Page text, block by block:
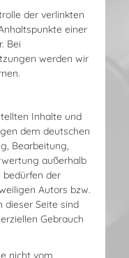
der verlinkten
einer
Bei
werden wir
Inhalte und
dem deutschen
Bearbeitung,
außerhalb
bedürfen der
Autors bzw.
dieser Seite sind
Gebrauch
nicht vom